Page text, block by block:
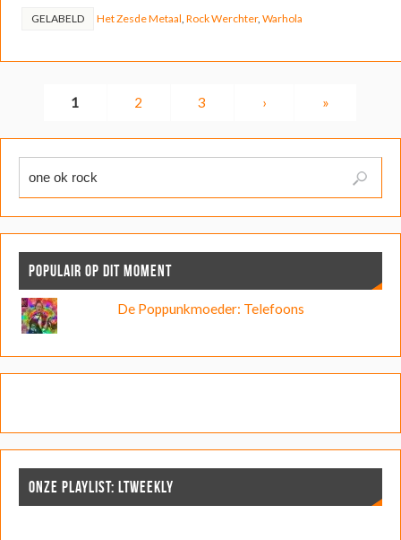
GELABELD Het Zesde Metaal Rock Werchter, Warhola
1 2 3 › »
POPULAIR OP DIT MOMENT
De Poppunkmoeder: Telefoons
ONZE PLAYLIST: LTWEEKLY